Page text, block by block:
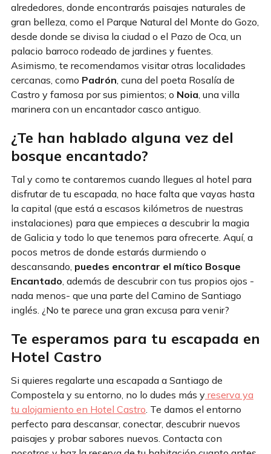
alrededores, donde encontrarás paisajes naturales de
gran belleza, como el Parque Natural del Monte do Gozo,
desde donde se divisa la ciudad o el Pazo de Oca, un
palacio barroco rodeado de jardines y fuentes.
Asimismo, te recomendamos visitar otras localidades
cercanas, como Padrón, cuna del poeta Rosalía de
Castro y famosa por sus pimientos; o Noia, una villa
marinera con un encantador casco antiguo.
¿Te han hablado alguna vez del
bosque encantado?
Tal y como te contaremos cuando llegues al hotel para
disfrutar de tu escapada, no hace falta que vayas hasta
la capital (que está a escasos kilómetros de nuestras
instalaciones) para que empieces a descubrir la magia
de Galicia y todo lo que tenemos para ofrecerte. Aquí, a
pocos metros de donde estarás durmiendo o
descansando, puedes encontrar el mítico Bosque
Encantado, además de descubrir con tus propios ojos -
nada menos- que una parte del Camino de Santiago
inglés. ¿No te parece una gran excusa para venir?
Te esperamos para tu escapada en
Hotel Castro
Si quieres regalarte una escapada a Santiago de
Compostela y su entorno, no lo dudes más y reserva ya
tu alojamiento en Hotel Castro. Te damos el entorno
perfecto para descansar, conectar, descubrir nuevos
paisajes y probar sabores nuevos. Contacta con